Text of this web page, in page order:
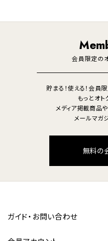
調理家電
会員限定の
貯まる！使える！会員
もっとオト
メディア掲載商品
メールマガ
無料の
ガイド・お問い合わせ